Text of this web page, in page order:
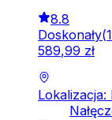
8.8
Doskonały(
589,99 zł
Lokalizacja: